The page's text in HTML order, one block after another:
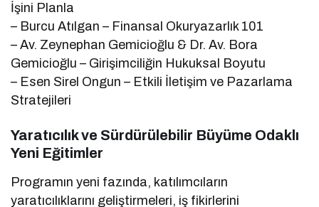
İşini Planla
– Burcu Atılgan – Finansal Okuryazarlık 101
– Av. Zeynephan Gemicioğlu & Dr. Av. Bora
Gemicioğlu – Girişimciliğin Hukuksal Boyutu
– Esen Sirel Ongun – Etkili İletişim ve Pazarlama
Stratejileri
Yaratıcılık ve Sürdürülebilir Büyüme Odaklı
Yeni Eğitimler
Programın yeni fazında, katılımcıların
yaratıcılıklarını geliştirmeleri, iş fikirlerini